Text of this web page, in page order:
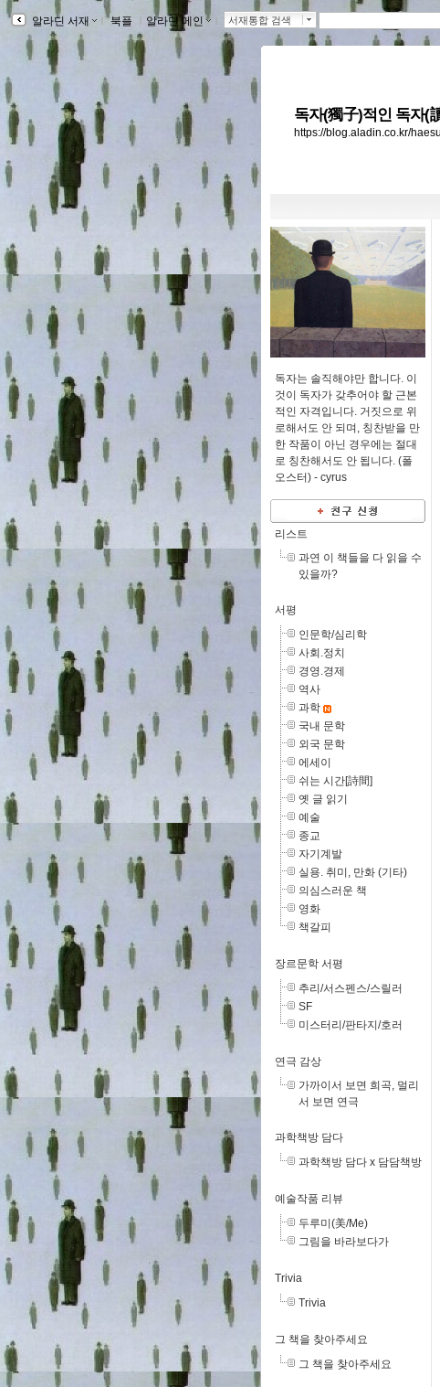
알라딘 서재 ｌ북플 알라딘 메인 서재통합 검색
독자(獨子)적인 독자(
https://blog.aladin.co.kr/
독자는 솔직해야만 합니다. 이
것이 독자가 갖추어야 할 근본
적인 자격입니다. 거짓으로 위
로해서도 안 되며, 칭찬받을 만
한 작품이 아닌 경우에는 절대
로 칭찬해서도 안 됩니다. (폴
오스터) - cyrus
리스트
과연 이 책들을 다 읽을 수
있을까?
서평
인문학/심리학
사회.정치
경영.경제
역사
과학
국내 문학
외국 문학
에세이
쉬는 시간[詩間]
옛 글 읽기
예술
종교
자기계발
실용. 취미, 만화 (기타)
의심스러운 책
영화
책갈피
장르문학 서평
추리/서스펜스/스릴러
SF
미스터리/판타지/호러
연극 감상
가까이서 보면 희곡, 멀리
서 보면 연극
과학책방 담다
과학책방 담다 x 담담책방
예술작품 리뷰
두루미(美/Me)
그림을 바라보다가
Trivia
Trivia
그 책을 찾아주세요
그 책을 찾아주세요